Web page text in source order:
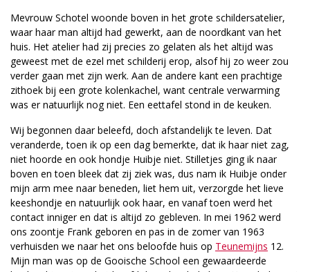
Mevrouw Schotel woonde boven in het grote schildersatelier,
waar haar man altijd had gewerkt, aan de noordkant van het
huis. Het atelier had zij precies zo gelaten als het altijd was
geweest met de ezel met schilderij erop, alsof hij zo weer zou
verder gaan met zijn werk. Aan de andere kant een prachtige
zithoek bij een grote kolenkachel, want centrale verwarming
was er natuurlijk nog niet. Een eettafel stond in de keuken.
Wij begonnen daar beleefd, doch afstandelijk te leven. Dat
veranderde, toen ik op een dag bemerkte, dat ik haar niet zag,
niet hoorde en ook hondje Huibje niet. Stilletjes ging ik naar
boven en toen bleek dat zij ziek was, dus nam ik Huibje onder
mijn arm mee naar beneden, liet hem uit, verzorgde het lieve
keeshondje en natuurlijk ook haar, en vanaf toen werd het
contact inniger en dat is altijd zo gebleven. In mei 1962 werd
ons zoontje Frank geboren en pas in de zomer van 1963
verhuisden we naar het ons beloofde huis op Teunemijns 12.
Mijn man was op de Gooische School een gewaardeerde